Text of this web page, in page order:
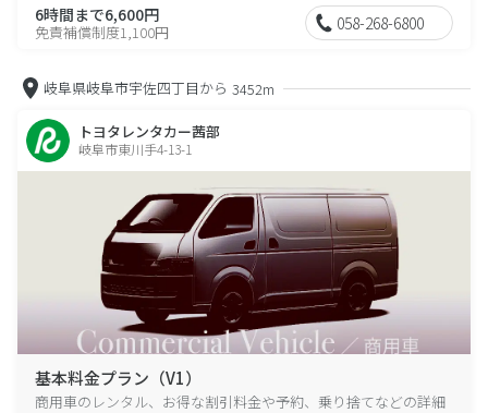
6時間まで6,600円
免責補償制度1,100円 058-268-6800
岐阜県岐阜市宇佐四丁目から 3452m
トヨタレンタカー茜部
岐阜市東川手4-13-1
基本料金プラン（V1）
商用車のレンタル、お得な割引料金や予約、乗り捨てなどの詳細